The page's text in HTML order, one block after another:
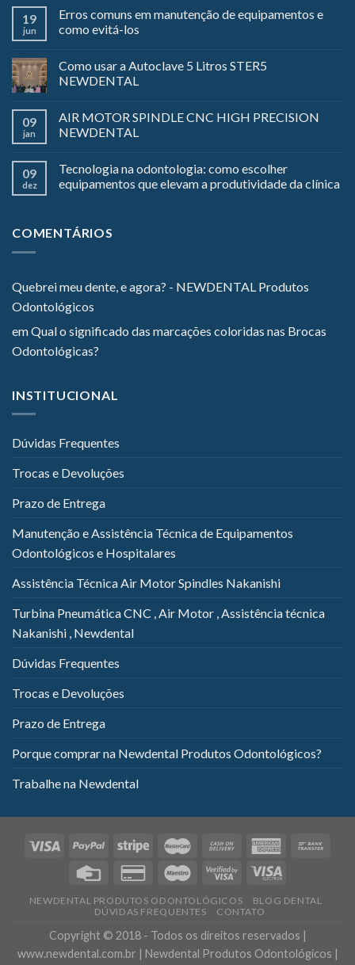
19
jun
Erros comuns em manutenção de equipamentos e
como evitá-los
Como usar a Autoclave 5 Litros STER5
NEWDENTAL
09
jan
AIR MOTOR SPINDLE CNC HIGH PRECISION
NEWDENTAL
09
dez
Tecnologia na odontologia: como escolher
equipamentos que elevam a produtividade da clínica
COMENTÁRIOS
Quebrei meu dente, e agora? - NEWDENTAL Produtos
Odontológicos
emQual o significado das marcações coloridas nas Brocas
Odontológicas?
INSTITUCIONAL
Dúvidas Frequentes
Trocas e Devoluções
Prazo de Entrega
Manutenção e Assistência Técnica de Equipamentos
Odontológicos e Hospitalares
Assistência Técnica Air Motor Spindles Nakanishi
Turbina Pneumática CNC , Air Motor , Assistência técnica
Nakanishi , Newdental
Dúvidas Frequentes
Trocas e Devoluções
Prazo de Entrega
Porque comprar na Newdental Produtos Odontológicos?
Trabalhe na Newdental
NEWDENTAL PRODUTOS ODONTOLÓGICOS
BLOG DENTAL
DÚVIDAS FREQUENTES
CONTATO
Copyright © 2018 - Todos os direitos reservados |
www.newdental.com.br | Newdental Produtos Odontológicos |